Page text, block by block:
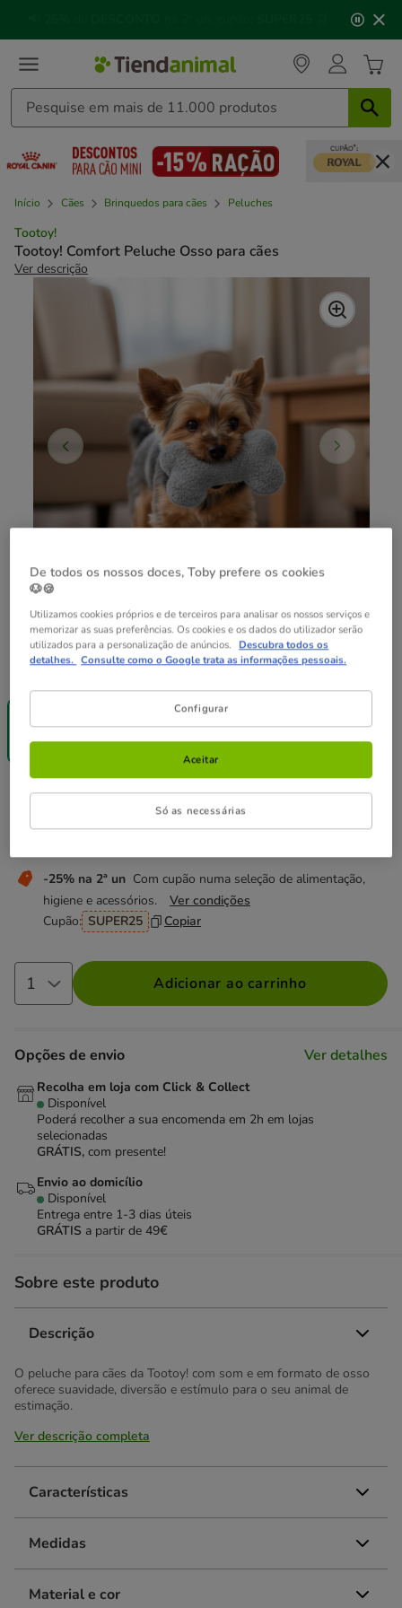
mensagem,
Início Cães Brinquedos para cães Peluches
Tootoy!
Tootoy! Comfort Peluche Osso para cães
Ver descrição
Composição:1 ud.
1 ud.
4.99€
-25% na 2ª un Com cupão numa seleção de alimentação,
higiene e acessórios.
Ver condições
Cupão: SUPER25 Copiar
Preço 4.99€
4.99€
Adicionar ao carrinho
Opções de envio Ver detalhes
Recolha em loja com Click & Collect
Disponível
Poderá recolher a sua encomenda em 2h em lojas
selecionadas
GRÁTIS, com presente!
Envio ao domicílio
Disponível
Entrega entre 1-3 dias úteis
GRÁTIS a partir de 49€
Sobre este produto
Descrição
O peluche para cães da Tootoy! com som e em formato de osso
oferece suavidade, diversão e estímulo para o seu animal de
estimação.
Ver descrição completa
Características
Medidas
Material e cor
De todos os nossos doces, Toby prefere os cookies
🐶🍪
Utilizamos cookies próprios e de terceiros para analisar os nossos serviços e
memorizar as suas preferências. Os cookies e os dados do utilizador serão
utilizados para a personalização de anúncios. Descubra todos os
detalhes. Consulte como o Google trata as informações pessoais.
Configurar
Só as necessárias
Aceitar